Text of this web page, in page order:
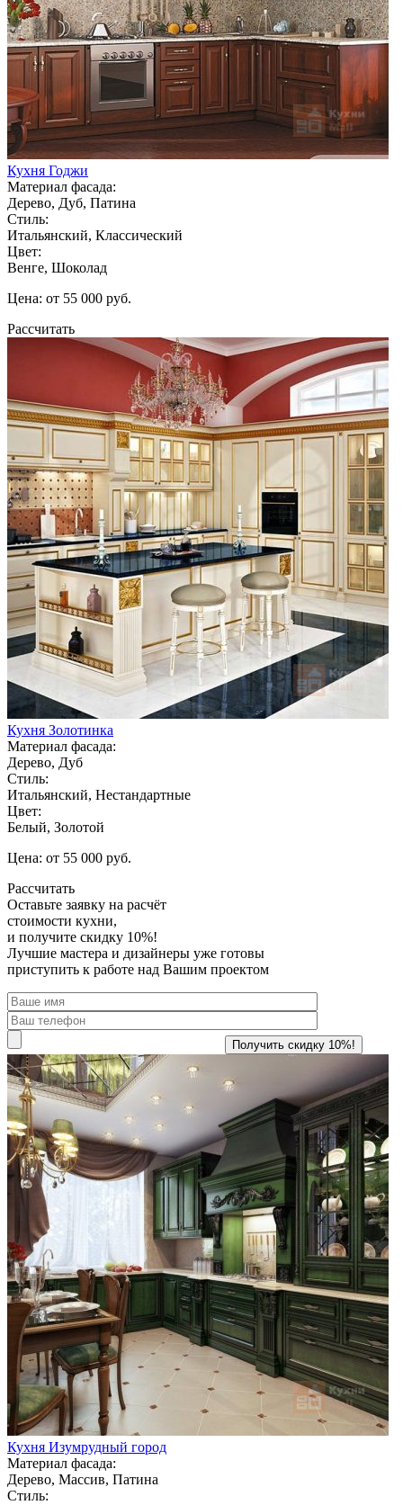
Кухня Годжи
Материал фасада:
Дерево, Дуб, Патина
Стиль:
Итальянский, Классический
Цвет:
Венге, Шоколад
Цена: от 55 000 руб.
Рассчитать
Кухня Золотинка
Материал фасада:
Дерево, Дуб
Стиль:
Итальянский, Нестандартные
Цвет:
Белый, Золотой
Цена: от 55 000 руб.
Рассчитать
Оставьте заявку на расчёт
стоимости кухни,
и получите скидку 10%!
Лучшие мастера и дизайнеры уже готовы
приступить к работе над Вашим проектом
Кухня Изумрудный город
Материал фасада:
Дерево, Массив, Патина
Стиль: